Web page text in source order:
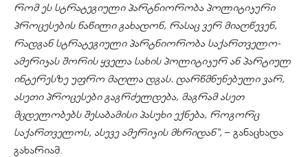
რომ ეს სტრატეგიული პარტნიორობა პოლიტიკური
პროცესების ნაწილი გახადონ, რასაც ვერ მიაღწევენ,
რადგან სტრატეგიული პარტნიორობა საქართველო-
ამერიკას შორის ყველა სახის პოლიტიკურ ან პარტიულ
ინტერესზე უფრო მაღლა დგას. დარწმნუნებული ვარ,
ასეთი პროცესები გაგრძელდება, მაგრამ ასეთ
მცდელობებს შესაბამისი პასუხი ექნება, როგორც
საქართველოს, ასევე ამერიკის მხრიდან“, – განაცხადა
გახარიამ.